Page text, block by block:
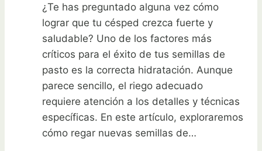
¿Te has preguntado alguna vez cómo
lograr que tu césped crezca fuerte y
saludable? Uno de los factores más
críticos para el éxito de tus semillas de
pasto es la correcta hidratación. Aunque
parece sencillo, el riego adecuado
requiere atención a los detalles y técnicas
específicas. En este artículo, exploraremos
cómo regar nuevas semillas de…